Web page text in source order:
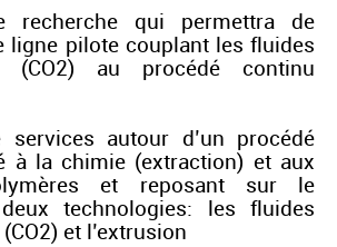
recherche qui permettra de
ligne pilote couplant les fluides
(CO2) au procédé continu
services autour d’un procédé
à la chimie (extraction) et aux
et reposant sur le
technologies: les fluides
et l’extrusion